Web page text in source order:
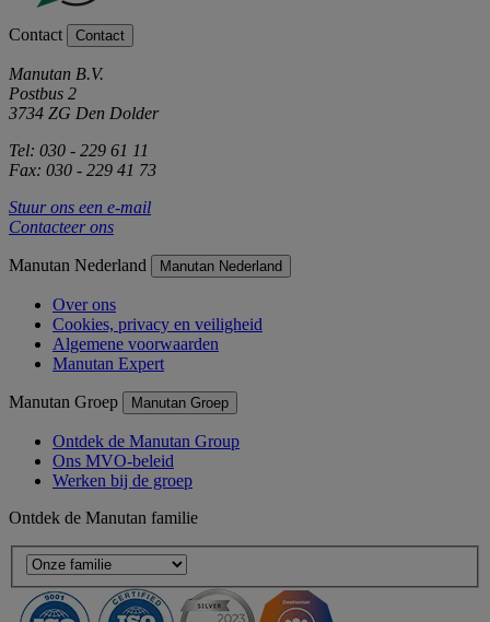
Contact Contact
Manutan B.V.
Postbus 2
3734 ZG Den Dolder
Tel: 030 - 229 61 11
Fax: 030 - 229 41 73
Stuur ons een e-mail
Contacteer ons
Manutan Nederland Manutan Nederland
Over ons
Cookies, privacy en veiligheid
Algemene voorwaarden
Manutan Expert
Manutan Groep Manutan Groep
Ontdek de Manutan Group
Ons MVO-beleid
Werken bij de groep
Ontdek de Manutan familie